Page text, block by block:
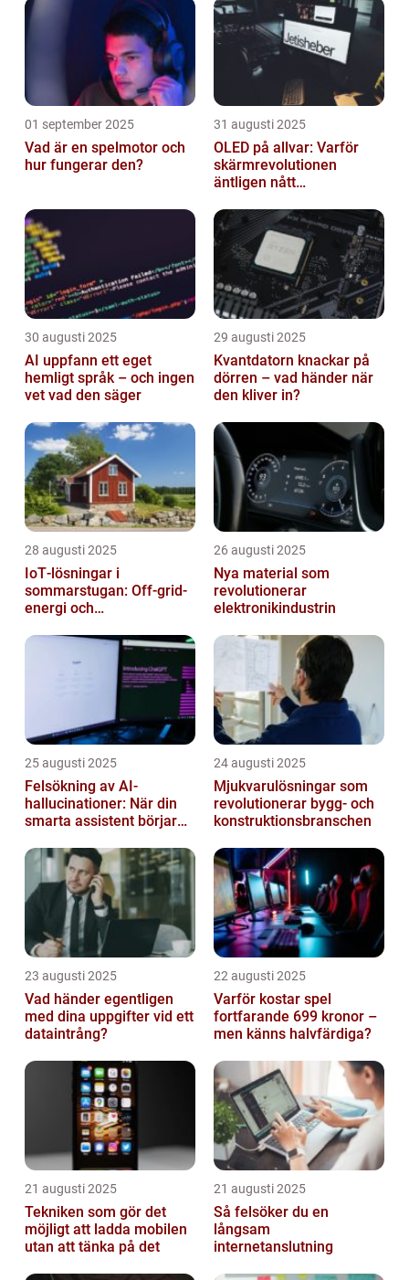
01 september 2025
Vad är en spelmotor och
hur fungerar den?
31 augusti 2025
OLED på allvar: Varför
skärmrevolutionen
äntligen nått
30 augusti 2025
AI uppfann ett eget
hemligt språk – och ingen
vet vad den säger
29 augusti 2025
Kvantdatorn knackar på
dörren – vad händer när
den kliver in?
28 augusti 2025
IoT‑lösningar i
sommarstugan: Off‑grid-
energi och
26 augusti 2025
Nya material som
revolutionerar
elektronikindustrin
25 augusti 2025
Felsökning av AI-
hallucinationer: När din
smarta assistent börjar
24 augusti 2025
Mjukvarulösningar som
revolutionerar bygg- och
konstruktionsbranschen
23 augusti 2025
Vad händer egentligen
med dina uppgifter vid ett
dataintrång?
22 augusti 2025
Varför kostar spel
fortfarande 699 kronor –
men känns halvfärdiga?
21 augusti 2025
Tekniken som gör det
möjligt att ladda mobilen
utan att tänka på det
21 augusti 2025
Så felsöker du en
långsam
internetanslutning